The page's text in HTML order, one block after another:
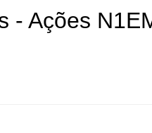
- Ações